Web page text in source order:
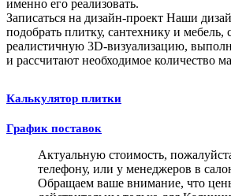
именно его реализовать.
Записаться на дизайн-проект Наши
подобрать плитку, сантехнику и мебель,
реалистичную 3D-визуализацию,
и рассчитают необходимое количество
Калькулятор плитки
График поставок
Актуальную стоимость,
телефону, или у менеджеров в
Обращаем ваше внимание, что